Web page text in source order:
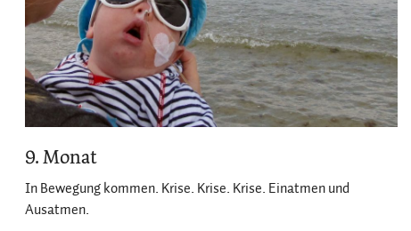
9. Monat
In Bewegung kommen. Krise. Krise. Krise. Einatmen und
Ausatmen.